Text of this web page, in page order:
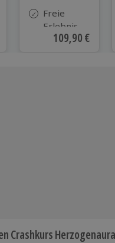
Freie
Erlebnis-
Auswahl
Aktueller Preis
109,90 €
Crashkurs